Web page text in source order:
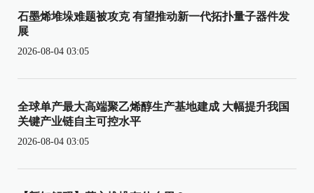
石墨烯堆垛难题被攻克 有望推动新一代拓扑量子器件发
展
2026-08-04 03:05
全球单产最大高端聚乙烯醇生产基地建成 大幅提升我国
关键产业链自主可控水平
2026-08-04 03:05